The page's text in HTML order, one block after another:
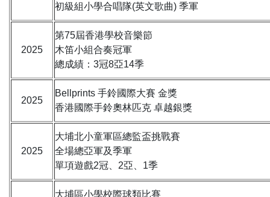
初級組小學合唱隊(英文歌曲) 季軍
2025
第75屆香港學校音樂節
木笛小組合奏冠軍
總成績：3冠8亞14季
2025
Bellprints 手鈴國際大賽 金獎
香港國際手鈴奧林匹克 卓越銀獎
2025
大埔北小童軍區總監盃挑戰賽
全場總亞軍及季軍
單項遊戲2冠、2亞、1季
大埔區小學校際球類比賽